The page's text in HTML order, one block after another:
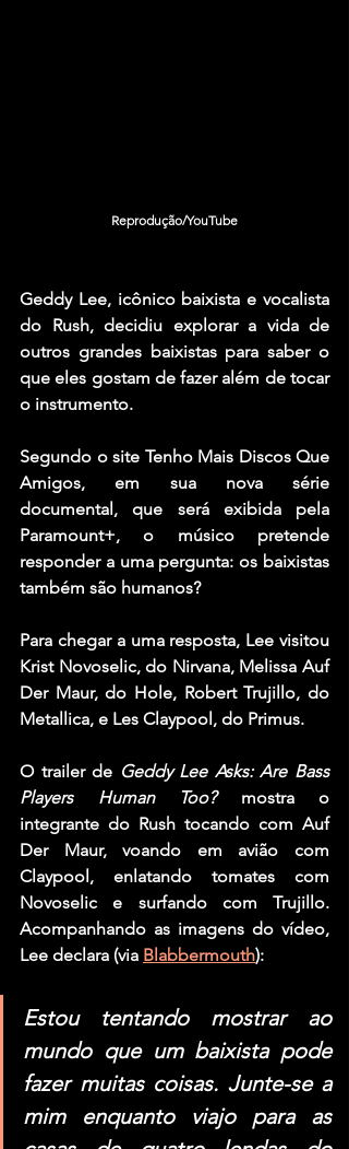
Reprodução/YouTube
Geddy Lee, icônico baixista e vocalista
do Rush, decidiu explorar a vida de
outros grandes baixistas para saber o
que eles gostam de fazer além de tocar
o instrumento.
Segundo o site Tenho Mais Discos Que
Amigos, em sua nova série
documental, que será exibida pela
Paramount+, o músico pretende
responder a uma pergunta: os baixistas
também são humanos?
Krist Novoselic, do Nirvana, Melissa Auf
Der Maur, do Hole, Robert Trujillo
Metallica, e Les Claypool, do Primus.
O trailer de Geddy Lee Asks: Are Bass
Players Human Too? mostra o
integrante do Rush tocando com Auf
Der Maur, voando em avião com
Claypool, enlatando tomates com
Novoselic e surfando com Trujillo.
Acompanhando as imagens do vídeo,
Lee declara (via Blabbermouth):
Estou tentando mostrar ao
mundo que um baixista pode
fazer muitas coisas. Junte-se a
mim enquanto viajo para as